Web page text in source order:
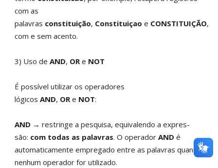
com as
palavras constituição, Constituiçao e CONSTITUIÇÃO,
com e sem acento.
3) Uso de AND, ORe NOT
É possível utilizar os operadores
lógicos AND, ORe NOT:
AND → restringe a pesquisa, equivalendo a expres-
são: com todas as palavras. O operador AND é
automaticamente empregado entre as palavras quando
nenhum operador for utilizado.